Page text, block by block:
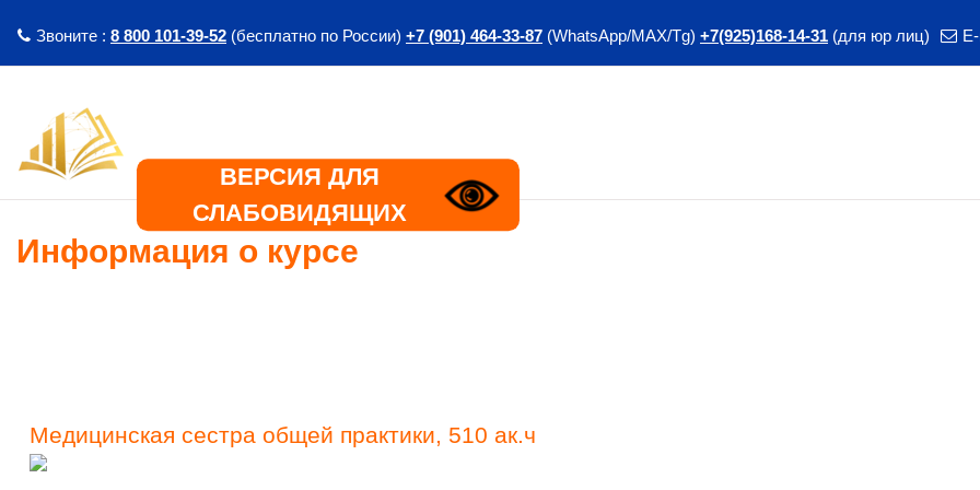
ВЕРСИЯ ДЛЯ
СЛАБОВИДЯЩИХ
Звоните : 8 800 101-39-52 (бесплатно по России) +7 (901) 464-33-87 (WhatsApp/MAX/Tg) +7(925)168-14-31 (для юр лиц)
Информация о курсе
Медицинская сестра общей практики, 510 ак.ч